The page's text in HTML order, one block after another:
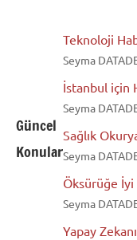
Güncel
Konular
Teknoloji
Seyma
İstanbul için
Seyma
Sağlık
Seyma
Öksürüğe
Seyma
Yapay